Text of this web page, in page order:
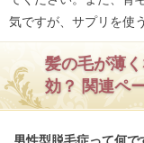
気ですが、サプリを使
髪の毛が薄
効？ 関連ペ
男性型脱毛症って何で